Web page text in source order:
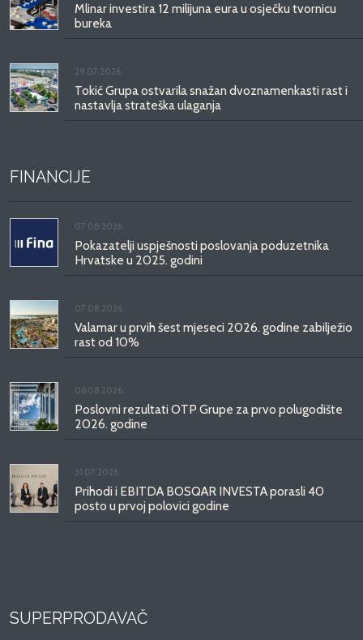
Mlinar investira 12 milijuna eura u osječku tvornicu
bureka
29.07.2026.
Tokić Grupa ostvarila snažan dvoznamenkasti rast i
nastavlja strateška ulaganja
FINANCIJE
07.08.2026.
Pokazatelji uspješnosti poslovanja poduzetnika
Hrvatske u 2025. godini
07.08.2026.
Valamar u prvih šest mjeseci 2026. godine zabilježio
rast od 10%
06.08.2026.
Poslovni rezultati OTP Grupe za prvo polugodište
2026. godine
31.07.2026.
Prihodi i EBITDA BOSQAR INVESTA porasli 40
posto u prvoj polovici godine
SUPERPRODAVAČ